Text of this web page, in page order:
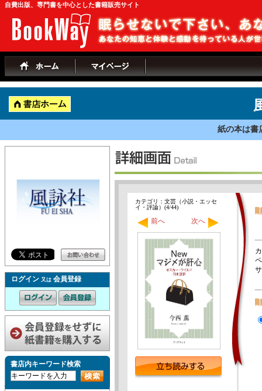
自費出版、専門書を中心とした書籍販売サイト
紙の本は書
ログイン 又は 会員登録
書店内キーワード検索
カテゴリ：文芸（小説・エッセ
イ・評論）(4/44)
前へ 次へ